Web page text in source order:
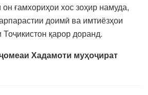
ғамхориҳои хос зоҳир намуда,
доимӣ ва имтиёзҳои
қарор доранд.
Хадамоти муҳоҷират